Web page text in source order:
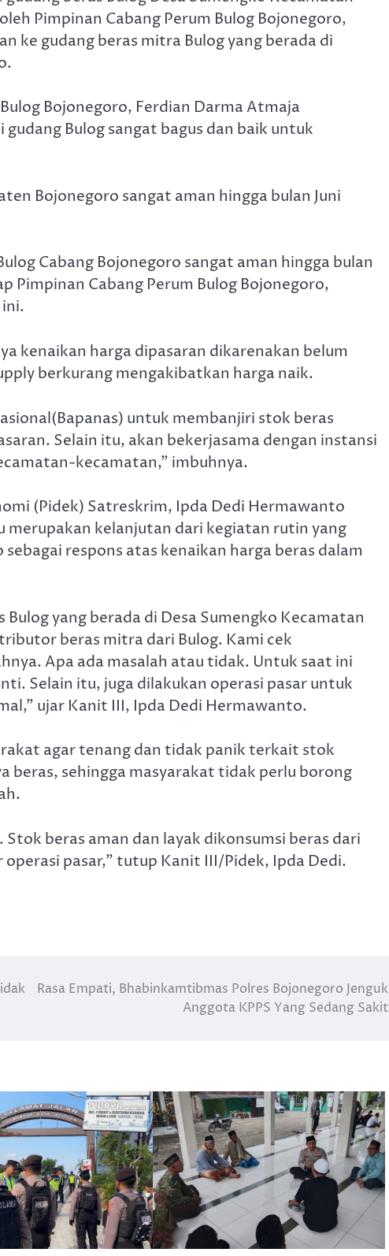
Pimpinan Cabang Perum Bulog Bojonegoro,
ke gudang beras mitra Bulog yang berada di
Bojonegoro, Ferdian Darma Atmaja
Bulog sangat bagus dan baik untuk
Bojonegoro sangat aman hingga bulan Juni
Cabang Bojonegoro sangat aman hingga bulan
Pimpinan Cabang Perum Bulog Bojonegoro,
kenaikan harga dipasaran dikarenakan belum
berkurang mengakibatkan harga naik.
untuk membanjiri stok beras
Selain itu, akan bekerjasama dengan instansi
kecamatan,” imbuhnya.
(Pidek) Satreskrim, Ipda Dedi Hermawanto
merupakan kelanjutan dari kegiatan rutin yang
respons atas kenaikan harga beras dalam
yang berada di Desa Sumengko Kecamatan
beras mitra dari Bulog. Kami cek
Apa ada masalah atau tidak. Untuk saat ini
Selain itu, juga dilakukan operasi pasar untuk
ujar Kanit III, Ipda Dedi Hermawanto.
agar tenang dan tidak panik terkait stok
beras, sehingga masyarakat tidak perlu borong
beras aman dan layak dikonsumsi beras dari
pasar,” tutup Kanit III/Pidek, Ipda Dedi.
Rasa Empati, Bhabinkamtibmas Polres Bojonegoro Jenguk
Anggota KPPS Yang Sedang Sakit